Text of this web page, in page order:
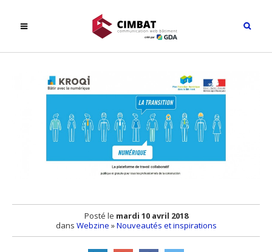
Posté le mardi 10 avril 2018
dans Webzine »Nouveautés et inspirations